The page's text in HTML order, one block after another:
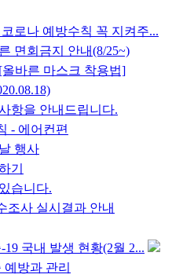
로나 예방수칙 꼭 지켜주...
면회금지 안내(8/25~)
바른 마스크 착용법]
항을 안내드립니다.
- 에어컨편
행사
기
습니다.
조사 실시결과 안내
국내 발생 현황(2월 2...
방과 관리